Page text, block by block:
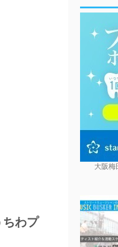
ちわプ
大阪梅